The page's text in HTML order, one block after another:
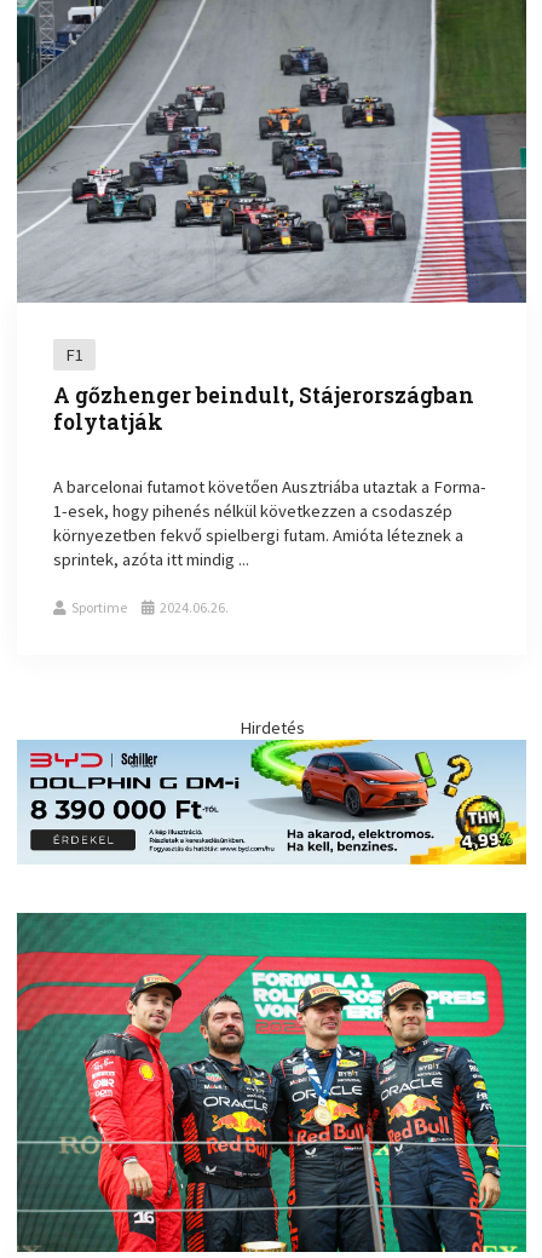
F1
A gőzhenger beindult, Stájerországban
folytatják
A barcelonai futamot követően Ausztriába utaztak a Forma-
1-esek, hogy pihenés nélkül következzen a csodaszép
környezetben fekvő spielbergi futam. Amióta léteznek a
sprintek, azóta itt mindig ...
Sportime 2024.06.26.
Hirdetés